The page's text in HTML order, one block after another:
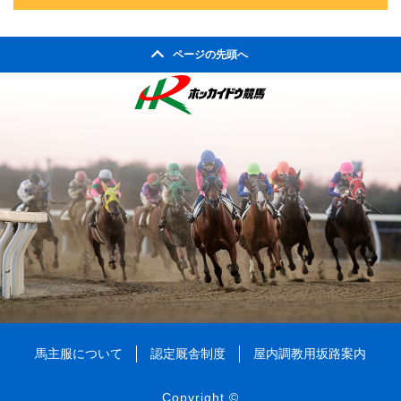
2010年01月
2009年03月
2008年05月
2008年01月
2007年02月
2007年01月
2006年03月
2006年02月
2006年01月
2005年08月
2005年07月
2005年04月
2005年03月
2005年02月
2005年01月
2004年10月
2004年06月
2004年05月
2004年04月
2004年03月
2004年02月
2004年01月
2003年07月
2003年06月
2003年05月
2003年04月
2003年01月
ページの先頭へ
馬主服について 認定厩舎制度 屋内調教用坂路案内
Copyright ©